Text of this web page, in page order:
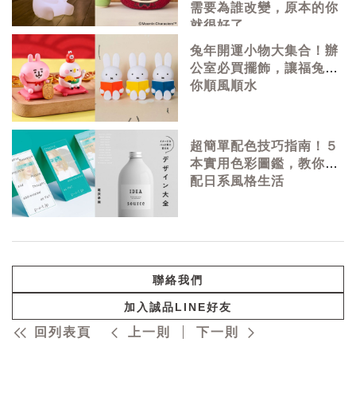
需要為誰改變，原本的你
就很好了
兔年開運小物大集合！辦
公室必買擺飾，讓福兔幫
你順風順水
超簡單配色技巧指南！５
本實用色彩圖鑑，教你調
配日系風格生活
聯絡我們
加入誠品LINE好友
回列表頁 上一則 下一則